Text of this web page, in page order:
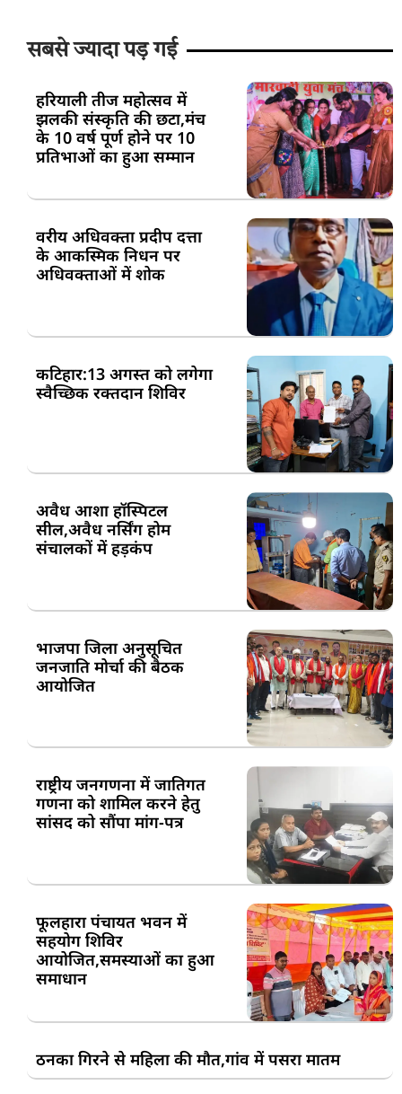
सबसे ज्यादा पड़ गई
हरियाली तीज महोत्सव में
झलकी संस्कृति की छटा,मंच
के 10 वर्ष पूर्ण होने पर 10
प्रतिभाओं का हुआ सम्मान
वरीय अधिवक्ता प्रदीप दत्ता
के आकस्मिक निधन पर
अधिवक्ताओं में शोक
कटिहार:13 अगस्त को लगेगा
स्वैच्छिक रक्तदान शिविर
अवैध आशा हॉस्पिटल
सील,अवैध नर्सिंग होम
संचालकों में हड़कंप
भाजपा जिला अनुसूचित
जनजाति मोर्चा की बैठक
आयोजित
राष्ट्रीय जनगणना में जातिगत
गणना को शामिल करने हेतु
सांसद को सौंपा मांग-पत्र
फूलहारा पंचायत भवन में
सहयोग शिविर
आयोजित,समस्याओं का हुआ
समाधान
ठनका गिरने से महिला की मौत,गांव में पसरा मातम